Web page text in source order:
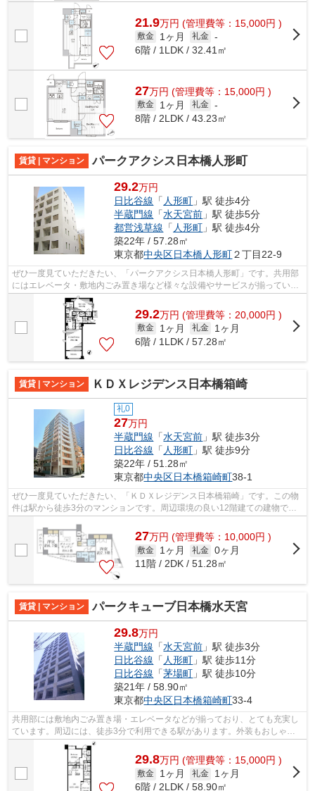
21.9万円 (管理費等：15,000円 )
敷金 1ヶ月 礼金 -
6階 / 1LDK / 32.41㎡
27万円 (管理費等：15,000円 )
敷金 1ヶ月 礼金 -
8階 / 2LDK / 43.23㎡
賃貸 | マンション パークアクシス日本橋人形町
29.2万円
日比谷線 「 人形町 」駅 徒歩4分
半蔵門線 「水天宮前 」駅 徒歩5分
都営浅草線 「 人形町 」駅 徒歩4分
築22年 / 57.28㎡
東京都中央区日本橋人形町２丁目22-9
ぜひ一度見ていただきたい、「パークアクシス日本橋人形町」です。共用部
にはエレベータ・敷地内ごみ置き場など様々な設備やサービスが揃っている
ので便利です。駅まで徒歩4分の位置に...
29.2万円 (管理費等：20,000円 )
敷金 1ヶ月 礼金
1ヶ月
6階 / 1LDK / 57.28㎡
賃貸 | マンション ＫＤＸレジデンス日本橋箱崎
礼0
27万円
半蔵門線 「水天宮前 」駅 徒歩3分
日比谷線 「 人形町 」駅 徒歩9分
築22年 / 51.28㎡
東京都中央区日本橋箱崎町38-1
ぜひ一度見ていただきたい、「ＫＤＸレジデンス日本橋箱崎」です。この物
件は駅から徒歩3分のマンションです。周辺環境の良い12階建ての建物で
27万円 (管理費等：10,000円 )
敷金 1ヶ月 礼金 0ヶ月
11階 / 2DK / 51.28㎡
賃貸 | マンション パークキューブ日本橋水天宮
29.8万円
半蔵門線 「水天宮前 」駅 徒歩3分
日比谷線 「 人形町 」駅 徒歩11分
日比谷線 「茅場町 」駅 徒歩10分
築21年 / 58.90㎡
東京都中央区日本橋箱崎町33-4
共用部には敷地内ごみ置き場・エレベータなどが揃っており、とても充実し
ています。周辺には、徒歩3分で利用できる駅があります。外装もおしゃれ
で快適な生活をおくることができるマン...
29.8万円 (管理費等：15,000円 )
敷金 1ヶ月 礼金
1ヶ月
6階 / 2LDK / 58.90㎡